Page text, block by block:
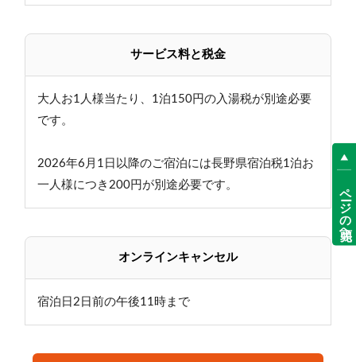
春～夏は1日1組様限定で、朝食を外で食べることもで
※屋根が無いため、天候によっては実施できない日も
ございます
≪記念日オプション≫
誕生日や記念日のお祝いにいかがでしょうか？
・4号ケーキ（直径12センチ2～4名用/お名前も入れら
・記念撮影（ご希望の方）
※オプション代：別途3000円
■温泉■
サービス料と税金
大人お1人様当たり、1泊150円の入湯税が別途必要
です。
2026年6月1日以降のご宿泊には長野県宿泊税1泊お
一人様につき200円が別途必要です。
オンラインキャンセル
宿泊日2日前の午後11時まで
ページの先頭へ